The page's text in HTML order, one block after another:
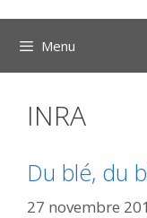
Menu
INRA
Du blé, du
27 novembre